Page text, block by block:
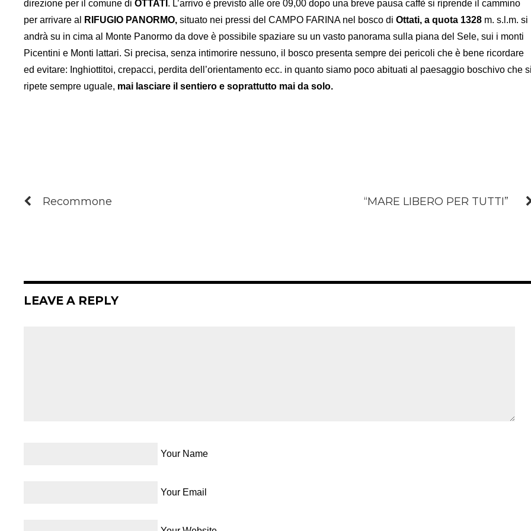
direzione per il comune diOTTATI . L’arrivo è previsto alle ore 09,00 dopo una breve pausa caffè si riprende il cammino
per arrivare al
RIFUGIO PANORMO, situato nei pressi del CAMPO FARINA nel bosco diOttati, a quota 1328 m. s.l.m. si
andrà su in cima al Monte Panormo da dove è possibile spaziare su un vasto panorama sulla piana del Sele, sui i monti
Picentini e Monti lattari. Si precisa, senza intimorire nessuno, il bosco presenta sempre dei pericoli che è bene ricordare
ed evitare: Inghiottitoi, crepacci, perdita dell’orientamento ecc. in quanto siamo poco abituati al paesaggio boschivo che
ripete sempre uguale, mai lasciare il sentiero e soprattutto mai da solo.
Recommone “MARE LIBERO PER TUTTI”
LEAVE A REPLY
Your Name
Your Email